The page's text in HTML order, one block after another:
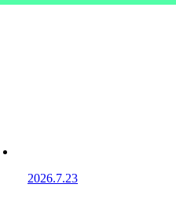
2026.7.23